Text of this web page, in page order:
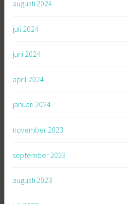
augusti 2024
juli 2024
juni 2024
april 2024
januari 2024
november 2023
september 2023
augusti 2023